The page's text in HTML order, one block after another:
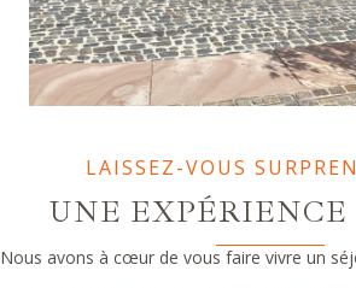
LAISSEZ-VOUS
UNE
Nous avons à cœur de vous faire vivre un